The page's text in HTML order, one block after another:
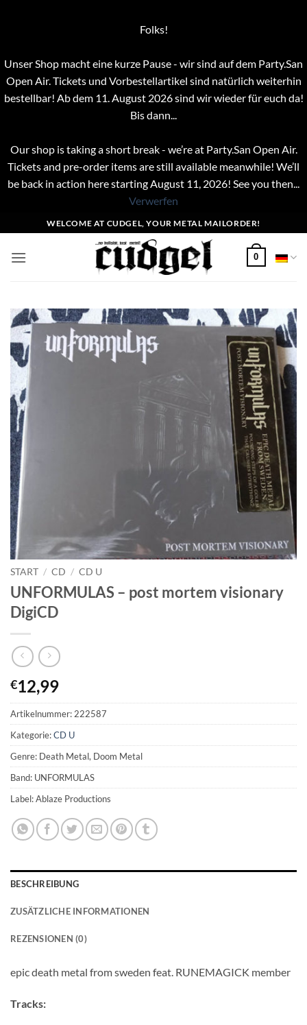
Folks!
Unser Shop macht eine kurze Pause - wir sind auf dem Party.San
Open Air. Tickets und Vorbestellartikel sind natürlich weiterhin
bestellbar! Ab dem 11. August 2026 sind wir wieder für euch da!
Bis dann...
Our shop is taking a short break - we’re at Party.San Open Air.
Tickets and pre-order items are still available meanwhile! We’ll
be back in action here starting August 11, 2026! See you then...
Verwerfen
Inhalt
springen
WELCOME AT CUDGEL, YOUR METAL MAILORDER!
0
START / CD / CD U
UNFORMULAS – post mortem visionary
DigiCD
€12,99
Artikelnummer:222587
Kategorie:CD U
Genre: Death Metal, Doom Metal
Band: UNFORMULAS
Label: Ablaze Productions
BESCHREIBUNG
ZUSÄTZLICHE INFORMATIONEN
REZENSIONEN (0)
epic death metal from sweden feat. RUNEMAGICK member
Tracks: